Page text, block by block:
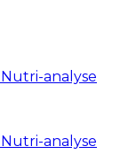
Nutri-analyse
Nutri-analyse